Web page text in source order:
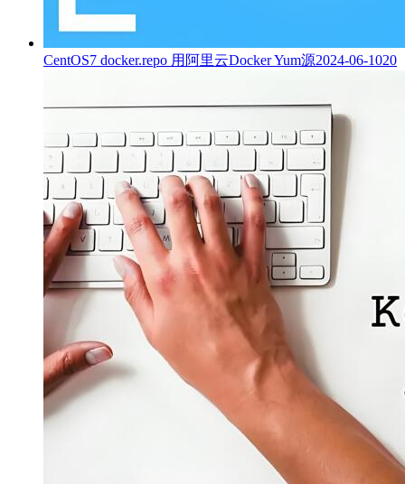
CentOS7 docker.repo 用阿里云Docker Yum源2024-06-1020